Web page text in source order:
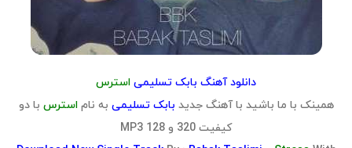
دانلود آهنگ بابک تسلیمی استرس
همینک با ما باشید با آهنگ جدید بابک تسلیمی به ناماسترس با دو
کیفیت 320 و 128 MP3